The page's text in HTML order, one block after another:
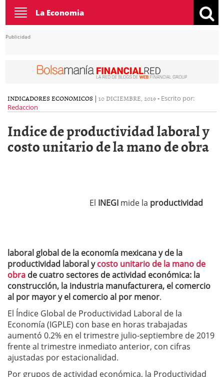
Toggle
navigation
La Economia
Publicidad
INDICADORES ECONOMICOS | 10 DICIEMBRE, 2019- Escrito por:
Redaccion
Indice de productividad laboral y
costo unitario de la mano de obra
El INEGI mide la productividad
laboral global de la economía mexicana y de la
productividad laboral ycosto unitario de la mano de
obra de cuatro sectores de actividad económica: la
construcción, la industria manufacturera, el comercio
al por mayor y el comercio al por menor.
El Índice Global de Productividad Laboral de la
Economía (IGPLE) con base en horas trabajadas
aumentó 0.2% en el trimestre julio-septiembre de 2019
frente al trimestre inmediato anterior, con cifras
ajustadas por estacionalidad.
Por grupos de actividad económica, la Productividad